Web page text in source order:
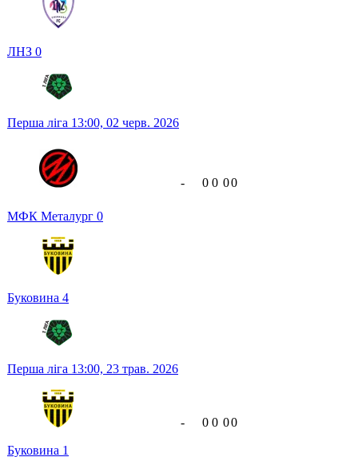
ЛНЗ 0
Перша ліга 13:00, 02 черв. 2026
МФК Металург 0
Буковина 4
- 0 0 00
Перша ліга 13:00, 23 трав. 2026
Буковина 1
- 0 0 00